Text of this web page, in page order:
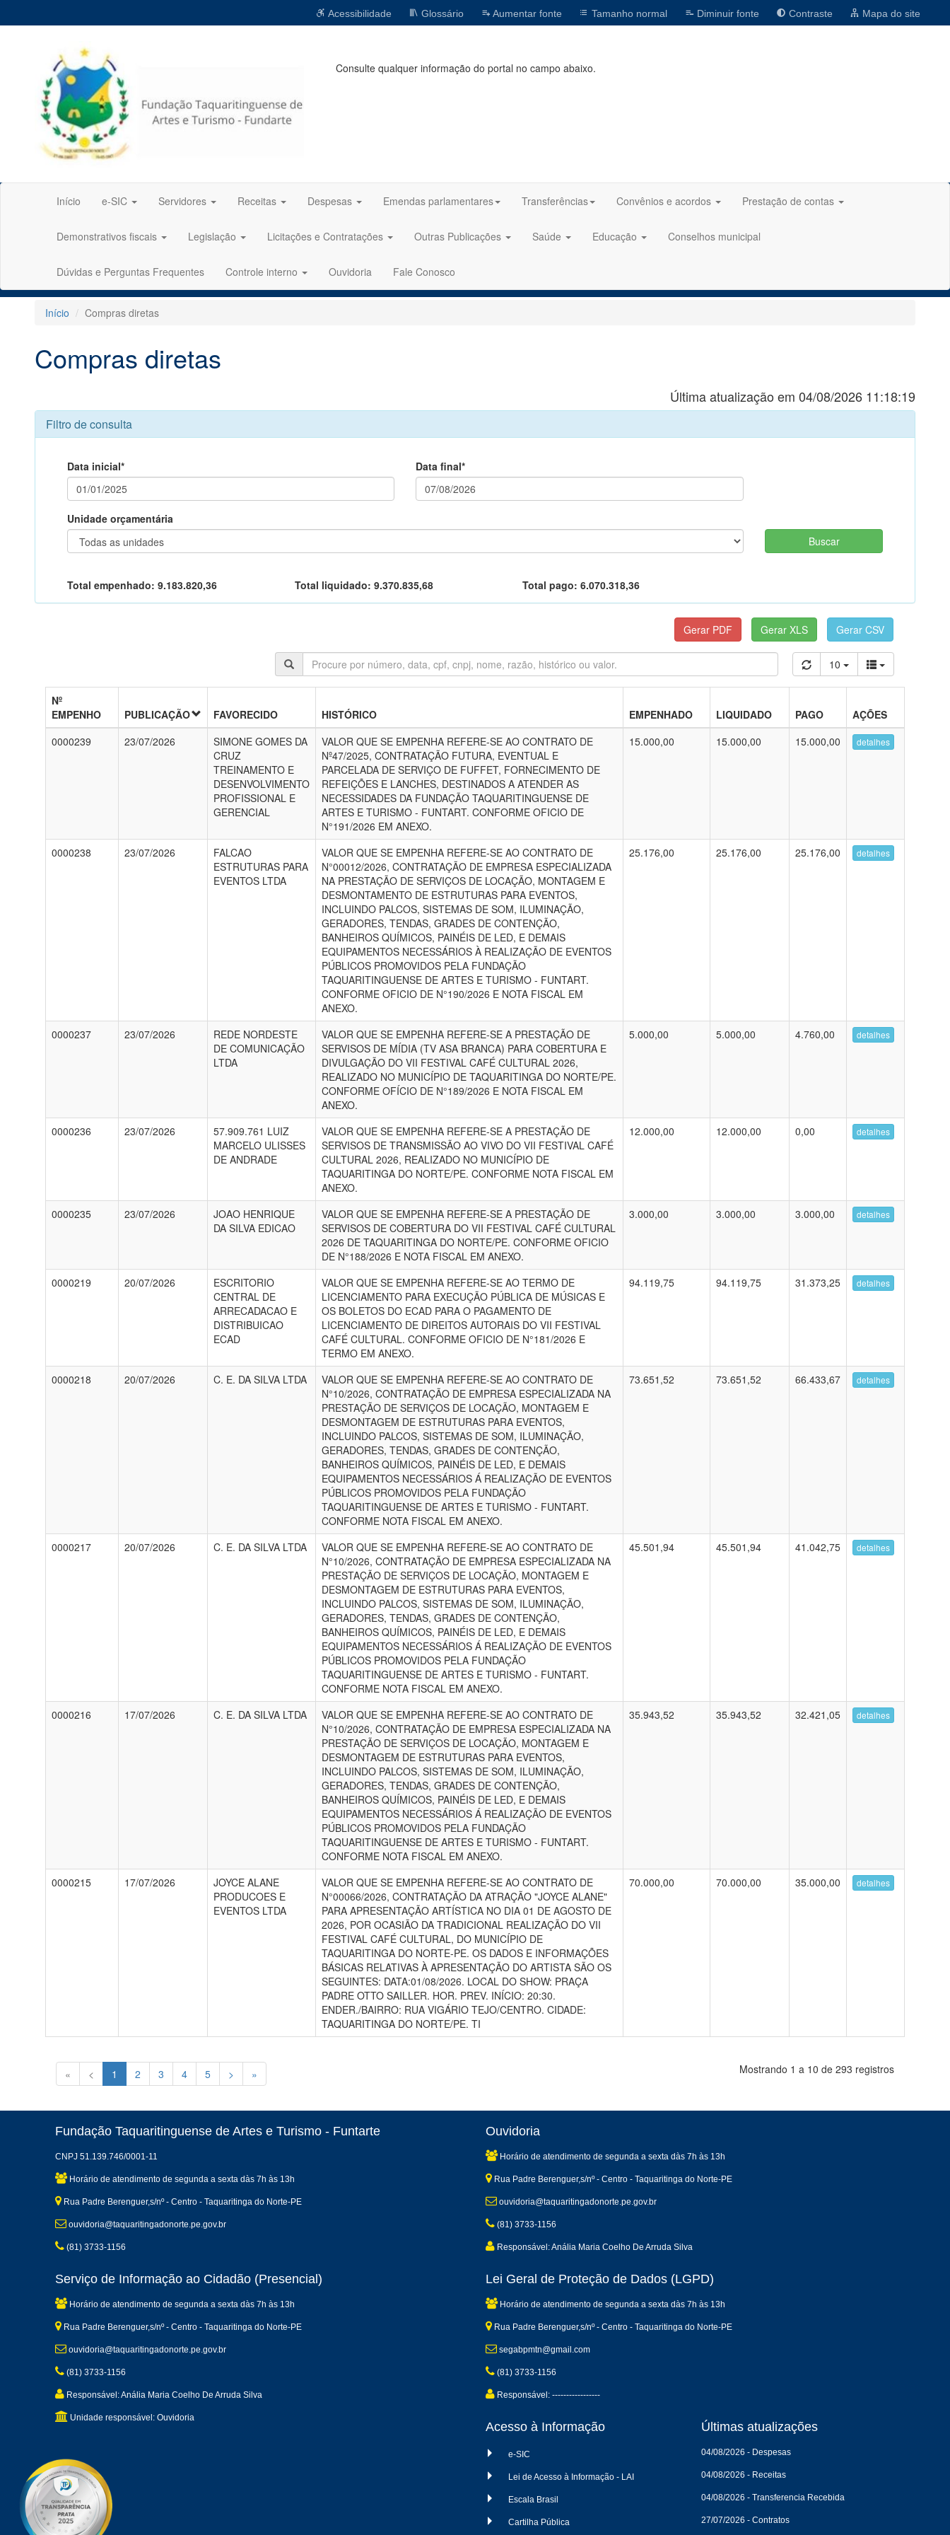
Acessibilidade Glossário Aumentar fonte Tamanho normal Diminuir fonte Contraste Mapa do site
Consulte qualquer informação do portal no campo abaixo.
Início e-SIC Servidores Receitas Despesas Emendas parlamentares Transferências Convênios e acordos Prestação de contas
Demonstrativos fiscais Legislação Licitações e Contratações Outras Publicações Saúde Educação Conselhos municipal
Dúvidas e Perguntas Frequentes Controle interno Ouvidoria Fale Conosco
Início Compras diretas
Compras diretas
Última atualização em 04/08/2026 11:18:19
Filtro de consulta
Data inicial* Data final*
Unidade orçamentária
Total empenhado: 9.183.820,36 Total liquidado: 9.370.835,68 Total pago: 6.070.318,36
10
Nº
EMPENHO
PUBLICAÇÃO FAVORECIDO HISTÓRICO EMPENHADO LIQUIDADO PAGO
AÇÕES
0000239
23/07/2026
SIMONE GOMES DA
CRUZ
TREINAMENTO E
DESENVOLVIMENTO
PROFISSIONAL E
GERENCIAL
VALOR QUE SE EMPENHA REFERE-SE AO CONTRATO DE
Nº47/2025, CONTRATAÇÃO FUTURA, EVENTUAL E
PARCELADA DE SERVIÇO DE FUFFET, FORNECIMENTO DE
REFEIÇÕES E LANCHES, DESTINADOS A ATENDER AS
NECESSIDADES DA FUNDAÇÃO TAQUARITINGUENSE DE
ARTES E TURISMO - FUNTART. CONFORME OFICIO DE
N°191/2026 EM ANEXO.
15.000,00 15.000,00 15.000,00 detalhes
0000238 23/07/2026
FALCAO
ESTRUTURAS PARA
EVENTOS LTDA
VALOR QUE SE EMPENHA REFERE-SE AO CONTRATO DE
N°00012/2026, CONTRATAÇÃO DE EMPRESA ESPECIALIZADA
NA PRESTAÇÃO DE SERVIÇOS DE LOCAÇÃO, MONTAGEM E
DESMONTAMENTO DE ESTRUTURAS PARA EVENTOS,
INCLUINDO PALCOS, SISTEMAS DE SOM, ILUMINAÇÃO,
GERADORES, TENDAS, GRADES DE CONTENÇÃO,
BANHEIROS QUÍMICOS, PAINÉIS DE LED, E DEMAIS
EQUIPAMENTOS NECESSÁRIOS À REALIZAÇÃO DE EVENTOS
PÚBLICOS PROMOVIDOS PELA FUNDAÇÃO
TAQUARITINGUENSE DE ARTES E TURISMO - FUNTART.
CONFORME OFICIO DE N°190/2026 E NOTA FISCAL EM
ANEXO.
25.176,00 25.176,00 25.176,00 detalhes
0000237 23/07/2026
REDE NORDESTE
DE COMUNICAÇÃO
LTDA
VALOR QUE SE EMPENHA REFERE-SE A PRESTAÇÃO DE
SERVISOS DE MÍDIA (TV ASA BRANCA) PARA COBERTURA E
DIVULGAÇÃO DO VII FESTIVAL CAFÉ CULTURAL 2026,
REALIZADO NO MUNICÍPIO DE TAQUARITINGA DO NORTE/PE.
CONFORME OFÍCIO DE N°189/2026 E NOTA FISCAL EM
ANEXO.
5.000,00 5.000,00 4.760,00 detalhes
0000236 23/07/2026
57.909.761 LUIZ
MARCELO ULISSES
DE ANDRADE
VALOR QUE SE EMPENHA REFERE-SE A PRESTAÇÃO DE
SERVISOS DE TRANSMISSÃO AO VIVO DO VII FESTIVAL CAFÉ
CULTURAL 2026, REALIZADO NO MUNICÍPIO DE
TAQUARITINGA DO NORTE/PE. CONFORME NOTA FISCAL EM
ANEXO.
12.000,00 12.000,00 0,00 detalhes
0000235 23/07/2026
JOAO HENRIQUE
DA SILVA EDICAO
VALOR QUE SE EMPENHA REFERE-SE A PRESTAÇÃO DE
SERVISOS DE COBERTURA DO VII FESTIVAL CAFÉ CULTURAL
2026 DE TAQUARITINGA DO NORTE/PE. CONFORME OFICIO
DE N°188/2026 E NOTA FISCAL EM ANEXO.
3.000,00 3.000,00 3.000,00 detalhes
0000219 20/07/2026
ESCRITORIO
CENTRAL DE
ARRECADACAO E
DISTRIBUICAO
ECAD
VALOR QUE SE EMPENHA REFERE-SE AO TERMO DE
LICENCIAMENTO PARA EXECUÇÃO PÚBLICA DE MÚSICAS E
OS BOLETOS DO ECAD PARA O PAGAMENTO DE
LICENCIAMENTO DE DIREITOS AUTORAIS DO VII FESTIVAL
CAFÉ CULTURAL. CONFORME OFICIO DE N°181/2026 E
TERMO EM ANEXO.
94.119,75 94.119,75 31.373,25 detalhes
0000218 20/07/2026 C. E. DA SILVA LTDA
VALOR QUE SE EMPENHA REFERE-SE AO CONTRATO DE
N°10/2026, CONTRATAÇÃO DE EMPRESA ESPECIALIZADA NA
PRESTAÇÃO DE SERVIÇOS DE LOCAÇÃO, MONTAGEM E
DESMONTAGEM DE ESTRUTURAS PARA EVENTOS,
INCLUINDO PALCOS, SISTEMAS DE SOM, ILUMINAÇÃO,
GERADORES, TENDAS, GRADES DE CONTENÇÃO,
BANHEIROS QUÍMICOS, PAINÉIS DE LED, E DEMAIS
EQUIPAMENTOS NECESSÁRIOS Á REALIZAÇÃO DE EVENTOS
PÚBLICOS PROMOVIDOS PELA FUNDAÇÃO
TAQUARITINGUENSE DE ARTES E TURISMO - FUNTART.
CONFORME NOTA FISCAL EM ANEXO.
73.651,52 73.651,52 66.433,67 detalhes
0000217 20/07/2026 C. E. DA SILVA LTDA
VALOR QUE SE EMPENHA REFERE-SE AO CONTRATO DE
N°10/2026, CONTRATAÇÃO DE EMPRESA ESPECIALIZADA NA
PRESTAÇÃO DE SERVIÇOS DE LOCAÇÃO, MONTAGEM E
DESMONTAGEM DE ESTRUTURAS PARA EVENTOS,
INCLUINDO PALCOS, SISTEMAS DE SOM, ILUMINAÇÃO,
GERADORES, TENDAS, GRADES DE CONTENÇÃO,
BANHEIROS QUÍMICOS, PAINÉIS DE LED, E DEMAIS
EQUIPAMENTOS NECESSÁRIOS Á REALIZAÇÃO DE EVENTOS
PÚBLICOS PROMOVIDOS PELA FUNDAÇÃO
TAQUARITINGUENSE DE ARTES E TURISMO - FUNTART.
CONFORME NOTA FISCAL EM ANEXO.
45.501,94 45.501,94 41.042,75 detalhes
0000216 17/07/2026 C. E. DA SILVA LTDA
VALOR QUE SE EMPENHA REFERE-SE AO CONTRATO DE
N°10/2026, CONTRATAÇÃO DE EMPRESA ESPECIALIZADA NA
PRESTAÇÃO DE SERVIÇOS DE LOCAÇÃO, MONTAGEM E
DESMONTAGEM DE ESTRUTURAS PARA EVENTOS,
INCLUINDO PALCOS, SISTEMAS DE SOM, ILUMINAÇÃO,
GERADORES, TENDAS, GRADES DE CONTENÇÃO,
BANHEIROS QUÍMICOS, PAINÉIS DE LED, E DEMAIS
EQUIPAMENTOS NECESSÁRIOS Á REALIZAÇÃO DE EVENTOS
PÚBLICOS PROMOVIDOS PELA FUNDAÇÃO
TAQUARITINGUENSE DE ARTES E TURISMO - FUNTART.
CONFORME NOTA FISCAL EM ANEXO.
35.943,52 35.943,52 32.421,05 detalhes
0000215 17/07/2026
JOYCE ALANE
PRODUCOES E
EVENTOS LTDA
VALOR QUE SE EMPENHA REFERE-SE AO CONTRATO DE
N°00066/2026, CONTRATAÇÃO DA ATRAÇÃO "JOYCE ALANE"
PARA APRESENTAÇÃO ARTÍSTICA NO DIA 01 DE AGOSTO DE
2026, POR OCASIÃO DA TRADICIONAL REALIZAÇÃO DO VII
FESTIVAL CAFÉ CULTURAL, DO MUNICÍPIO DE
TAQUARITINGA DO NORTE-PE. OS DADOS E INFORMAÇÕES
BÁSICAS RELATIVAS À APRESENTAÇÃO DO ARTISTA SÃO OS
SEGUINTES: DATA:01/08/2026. LOCAL DO SHOW: PRAÇA
PADRE OTTO SAILLER. HOR. PREV. INÍCIO: 20:30.
ENDER./BAIRRO: RUA VIGÁRIO TEJO/CENTRO. CIDADE:
TAQUARITINGA DO NORTE/PE. TI
70.000,00 70.000,00 35.000,00 detalhes
« < 1 2 3 4 5 > » Mostrando 1 a 10 de 293 registros
Fundação Taquaritinguense de Artes e Turismo - Funtarte
CNPJ 51.139.746/0001-11
Horário de atendimento de segunda a sexta dàs 7h às 13h
Rua Padre Berenguer,s/nº - Centro - Taquaritinga do Norte-PE
ouvidoria@taquaritingadonorte.pe.gov.br
(81) 3733-1156
Ouvidoria
Horário de atendimento de segunda a sexta dàs 7h às 13h
Rua Padre Berenguer,s/nº - Centro - Taquaritinga do Norte-PE
ouvidoria@taquaritingadonorte.pe.gov.br
(81) 3733-1156
Responsável: Anália Maria Coelho De Arruda Silva
Serviço de Informação ao Cidadão (Presencial)
Horário de atendimento de segunda a sexta dàs 7h às 13h
Rua Padre Berenguer,s/nº - Centro - Taquaritinga do Norte-PE
ouvidoria@taquaritingadonorte.pe.gov.br
(81) 3733-1156
Responsável: Anália Maria Coelho De Arruda Silva
Unidade responsável: Ouvidoria
Lei Geral de Proteção de Dados (LGPD)
Horário de atendimento de segunda a sexta dàs 7h às 13h
Rua Padre Berenguer,s/nº - Centro - Taquaritinga do Norte-PE
segabpmtn@gmail.com
(81) 3733-1156
Responsável: -----------------
Acesso à Informação
e-SIC
Lei de Acesso à Informação - LAI
Escala Brasil
Cartilha Pública
Últimas atualizações
04/08/2026 - Despesas
04/08/2026 - Receitas
04/08/2026 - Transferencia Recebida
27/07/2026 - Contratos